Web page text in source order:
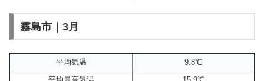
霧島市｜3月
平均気温
9.8℃